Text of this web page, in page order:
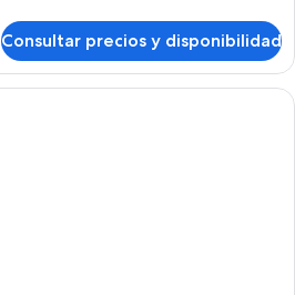
Consultar precios y disponibilidad